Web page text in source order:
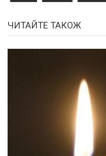
ЧИТАЙТЕ ТАКОЖ